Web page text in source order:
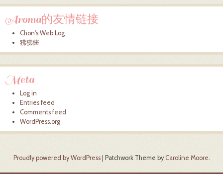
Aroma的友情链接
Chon's Web Log
狒狒酱
Meta
Log in
Entries feed
Comments feed
WordPress.org
Proudly powered by WordPress Patchwork Theme by Caroline Moore.